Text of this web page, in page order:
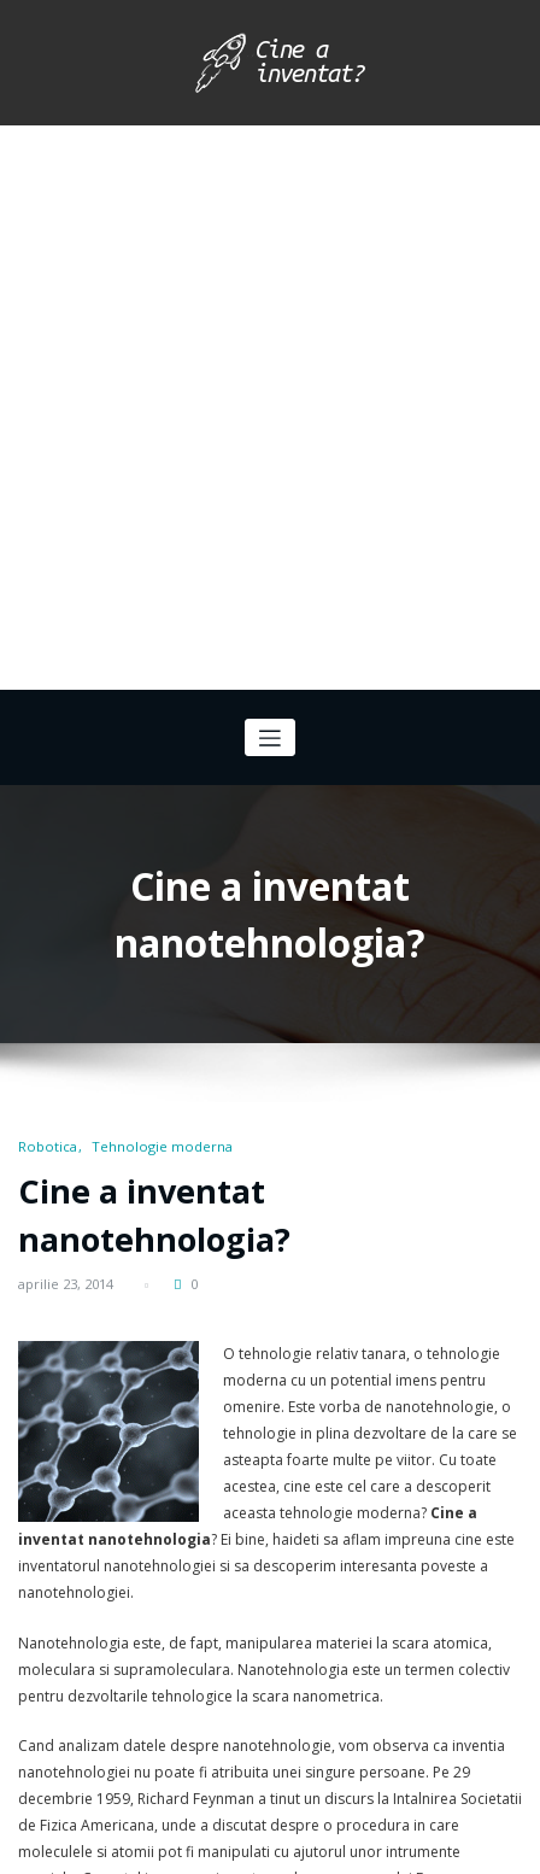
Cine a inventat
nanotehnologia?
Robotica Tehnologie moderna
Cine a inventat
nanotehnologia?
aprilie 23, 2014 0
O tehnologie relativ tanara, o tehnologie
moderna cu un potential imens pentru
omenire. Este vorba de nanotehnologie, o
tehnologie in plina dezvoltare de la care se
asteapta foarte multe pe viitor. Cu toate
acestea, cine este cel care a descoperit
aceasta tehnologie moderna? Cine a
inventat nanotehnologia? Ei bine, haideti sa aflam impreuna cine este
inventatorul nanotehnologiei si sa descoperim interesanta poveste a
nanotehnologiei.
Nanotehnologia este, de fapt, manipularea materiei la scara atomica,
moleculara si supramoleculara. Nanotehnologia este un termen colectiv
pentru dezvoltarile tehnologice la scara nanometrica.
Cand analizam datele despre nanotehnologie, vom observa ca inventia
nanotehnologiei nu poate fi atribuita unei singure persoane. Pe 29
decembrie 1959, Richard Feynman a tinut un discurs la Intalnirea Societatii
de Fizica Americana, unde a discutat despre o procedura in care
moleculele si atomii pot fi manipulati cu ajutorul unor intrumente